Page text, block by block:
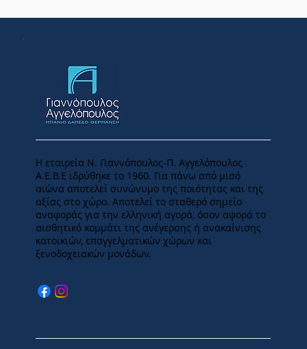
Η εταιρεία Ν. Γιαννόπουλος-Π. Αγγελόπουλος
Α.Ε.Β.Ε ιδρύθηκε το 1960. Για πάνω από μισό
αιώνα αποτελεί συνώνυμο της ποιότητας και της
αξίας στο χώρο. Αποτελεί το σταθερό σημείο
αναφοράς για την ελληνική αγορά, όσον αφορά το
αισθητικό κομμάτι της ανέγερσης ή ανακαίνισης
κατοικιών, επαγγελματικών χώρων και
ξενοδοχειακών μονάδων.